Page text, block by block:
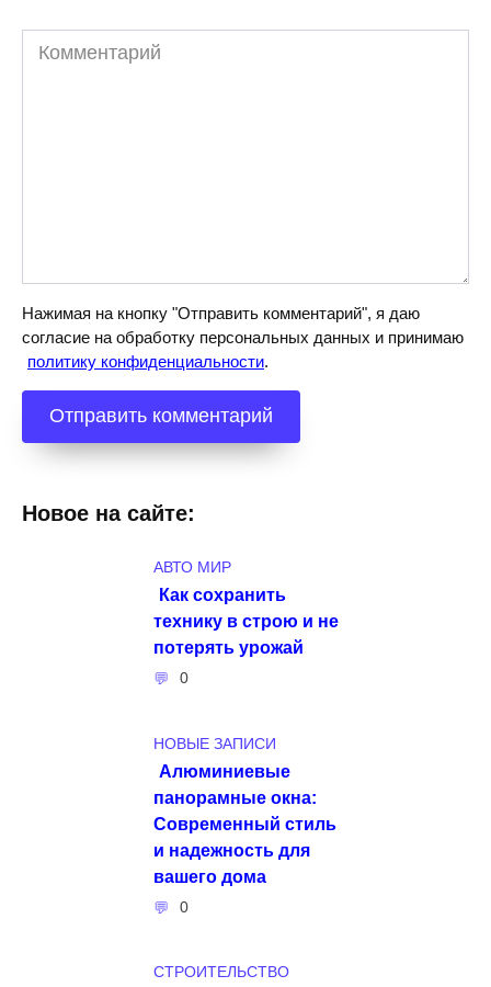
Комментарий
Нажимая на кнопку "Отправить комментарий", я даю
согласие на обработку персональных данных и принимаю
политику конфиденциальности.
Новое на сайте:
АВТО МИР
Как сохранить
технику в строю и не
потерять урожай
0
НОВЫЕ ЗАПИСИ
Алюминиевые
панорамные окна:
Современный стиль
и надежность для
вашего дома
0
СТРОИТЕЛЬСТВО